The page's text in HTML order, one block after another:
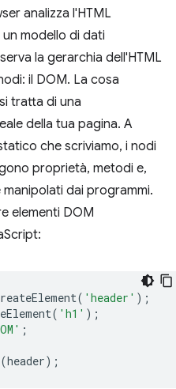
analizza l'HTML
modello di dati
la gerarchia dell'HTML
il DOM. La cosa
tratta di una
della tua pagina. A
che scriviamo, i nodi
proprietà, metodi e,
dai programmi.
elementi DOM
( 'header' );
( 'h1' );
;
(header);